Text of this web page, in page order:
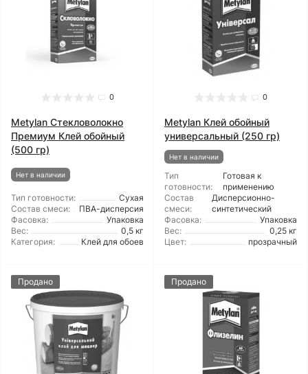
0
Metylan Стекловолокно
Премиум Клей обойный
(500 гр)
Нет в наличии
Тип готовности:
Сухая
Состав смеси:
ПВА-дисперсия
Фасовка:
Упаковка
Вес:
0,5 кг
Категория:
Клей для обоев
0
Metylan Клей обойный
универсальный (250 гр)
Нет в наличии
Тип
готовности:
Готовая к
применению
Состав
смеси:
Дисперсионно-
синтетический
Фасовка:
Упаковка
Вес:
0,25 кг
Цвет:
прозрачный
Продано Продано